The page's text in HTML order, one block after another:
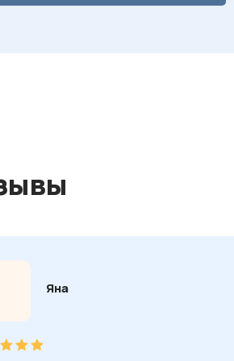
Яна